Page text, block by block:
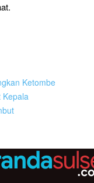
Ketombe
Kepala